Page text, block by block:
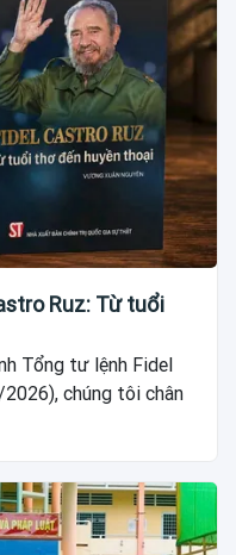
Ruz: Từ tuổi
Tổng tư lệnh Fidel
chúng tôi chân